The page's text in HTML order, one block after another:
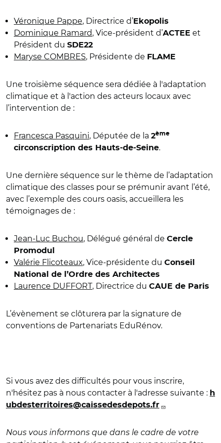
Véronique Pappe, Directrice d’ Ekopolis
Dominique Ramard, Vice-président d’ACTEE et
Président du SDE22
Maryse COMBRES, Présidente de FLAME
Une troisième séquence sera dédiée à l'adaptation
climatique et à l'action des acteurs locaux avec
l’intervention de :
Francesca Pasquini, Députée de la 2ème
circonscription des Hauts-de-Seine.
Une dernière séquence sur le thème de l’adaptation
climatique des classes pour se prémunir avant l’été,
avec l’exemple des cours oasis, accueillera les
témoignages de :
Jean-Luc Buchou, Délégué général de Cercle
Promodul
Valérie Flicoteaux, Vice-présidente du Conseil
National de l’Ordre des Architectes
Laurence DUFFORT, Directrice du CAUE de Paris
L’évènement se clôturera par la signature de
conventions de Partenariats EduRénov.
Si vous avez des difficultés pour vous inscrire,
n'hésitez pas à nous contacter à l'adresse suivante : h
ubdesterritoires@caissedesdepots.fr
Nous vous informons que dans le cadre de votre